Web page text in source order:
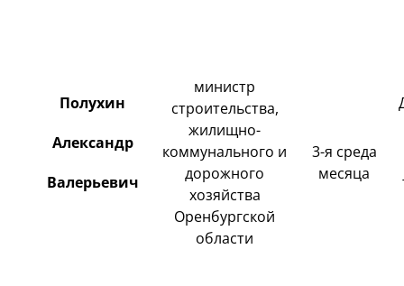
Полухин
Александр
Валерьевич
министр
строительства,
жилищно-
коммунального и
дорожного
хозяйства
Оренбургской
области
3-я среда
месяца